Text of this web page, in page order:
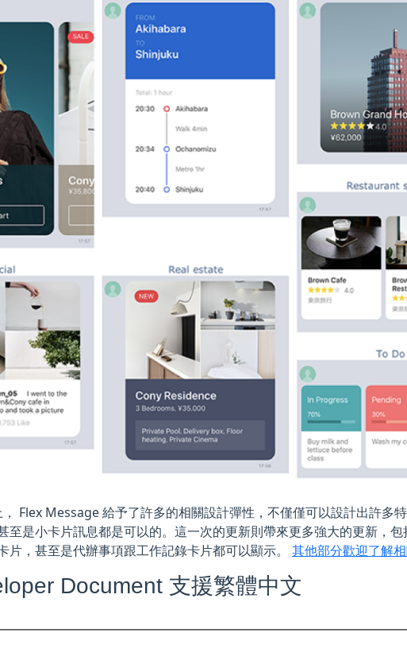
Flex Message 給予了許多的相關設計彈性，不僅僅可以設計出許多
至是小卡片訊息都是可以的。這一次的更新則帶來更多強大的更新，
片，甚至是代辦事項跟工作記錄卡片都可以顯示。其他部分歡迎了解
Document 支援繁體中文